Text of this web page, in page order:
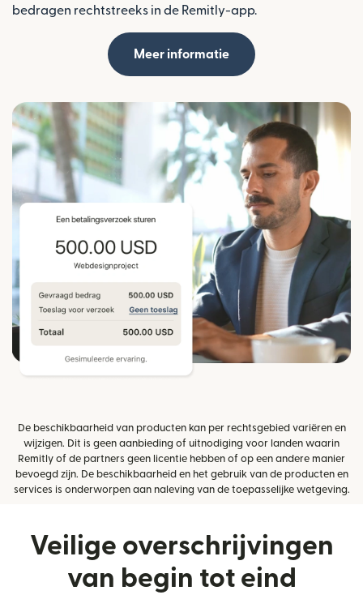
bedragen rechtstreeks in de Remitly-app.
Meer informatie
De beschikbaarheid van producten kan per rechtsgebied variëren en
wijzigen. Dit is geen aanbieding of uitnodiging voor landen waarin
Remitly of de partners geen licentie hebben of op een andere manier
bevoegd zijn. De beschikbaarheid en het gebruik van de producten en
services is onderworpen aan naleving van de toepasselijke wetgeving.
Veilige overschrijvingen
van begin tot eind